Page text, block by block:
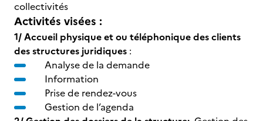
collectivités
Activités visées :
1/Accueil physique et ou téléphonique des clients
des structures juridiques :
Analyse de la demande
Information
Prise de rendez-vous
Gestion de l’agenda